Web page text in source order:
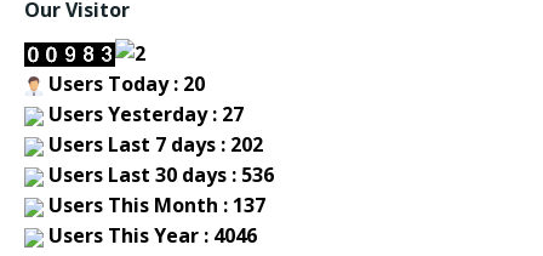
Our Visitor
Users Today : 20
Users Yesterday : 27
Users Last 7 days : 202
Users Last 30 days : 536
Users This Month : 137
Users This Year : 4046